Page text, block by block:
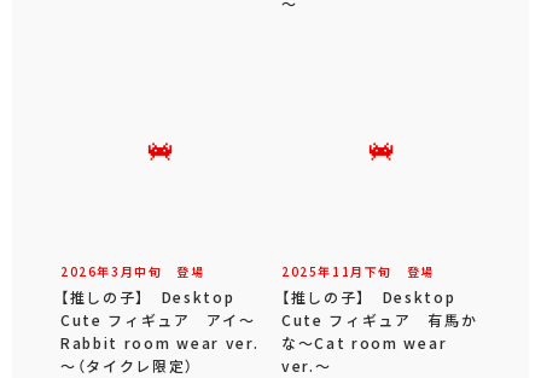
2026年3 月中旬 登場
【推しの子】 Desktop
Cute フィギュア アイ～
Rabbit room wear ver.
～（タイクレ限定）
2025年 11 月 下旬 登場
【推しの子】 Desktop
Cute フィギュア 有馬か
な～Cat room wear
ver.～